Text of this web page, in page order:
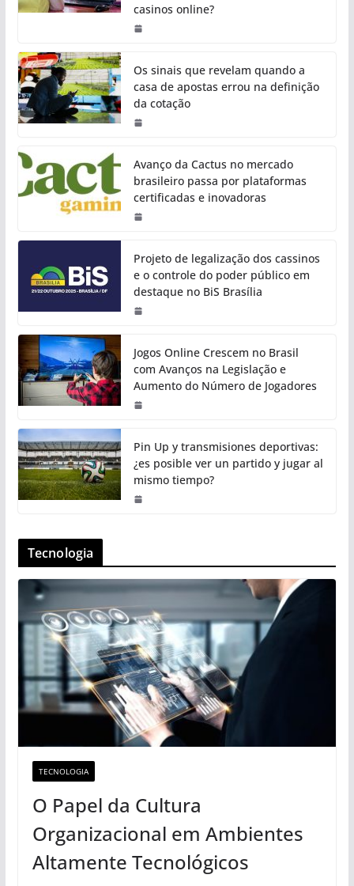
casinos online?
Os sinais que revelam quando a
casa de apostas errou na definição
da cotação
Avanço da Cactus no mercado
brasileiro passa por plataformas
certificadas e inovadoras
Projeto de legalização dos cassinos
e o controle do poder público em
destaque no BiS Brasília
Jogos Online Crescem no Brasil
com Avanços na Legislação e
Aumento do Número de Jogadores
Pin Up y transmisiones deportivas:
¿es posible ver un partido y jugar al
mismo tiempo?
Tecnologia
TECNOLOGIA
O Papel da Cultura
Organizacional em Ambientes
Altamente Tecnológicos